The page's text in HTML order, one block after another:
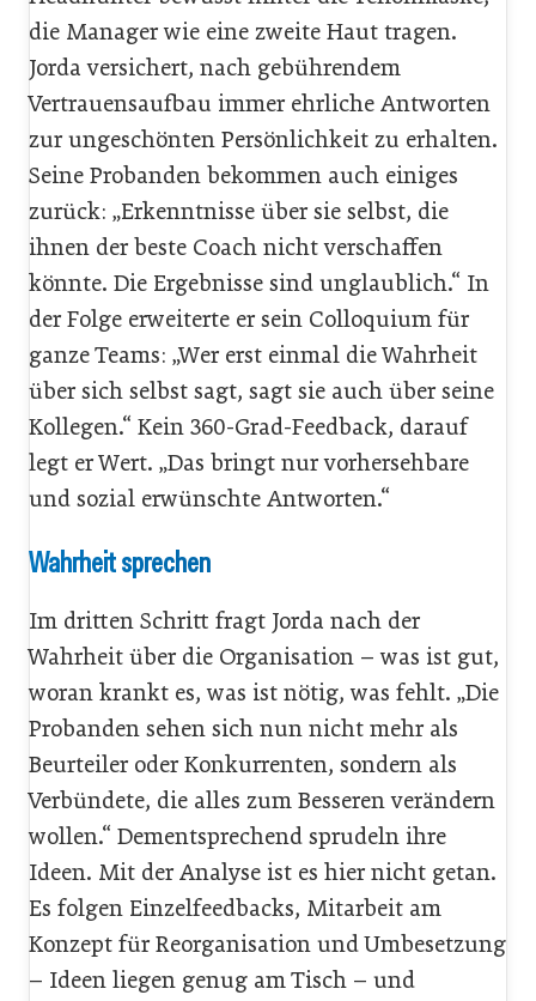
die Manager wie eine zweite Haut tragen.
Jorda versichert, nach gebührendem
Vertrauensaufbau immer ehrliche Antworten
zur ungeschönten Persönlichkeit zu erhalten.
Seine Probanden bekommen auch einiges
zurück: „Erkenntnisse über sie selbst, die
ihnen der beste Coach nicht verschaffen
könnte. Die Ergebnisse sind unglaublich.“ In
der Folge erweiterte er sein Colloquium für
ganze Teams: „Wer erst einmal die Wahrheit
über sich selbst sagt, sagt sie auch über seine
­Kollegen.“ Kein 360-Grad-Feedback, darauf
legt er Wert. „Das bringt nur vorhersehbare
und sozial erwünschte ­Antworten.“
Wahrheit sprechen
Im dritten Schritt fragt Jorda nach der
Wahrheit über die Organisation – was ist gut,
woran krankt es, was ist nötig, was fehlt. „Die
Probanden sehen sich nun nicht mehr als
Beurteiler oder Konkurrenten, sondern als
Verbündete, die alles zum Besseren verändern
wollen.“ Dementsprechend sprudeln ihre
Ideen. Mit der Analyse ist es hier nicht getan.
Es folgen Einzelfeedbacks, Mitarbeit am
Konzept für Reorganisation und Umbesetzung
– Ideen liegen genug am Tisch – und